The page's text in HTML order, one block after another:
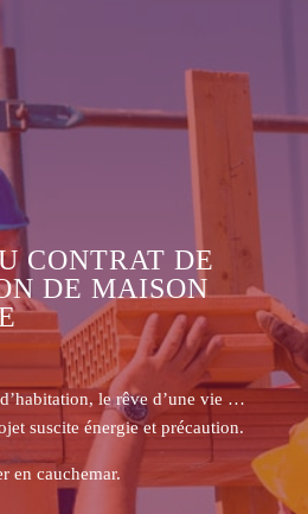
DROIT DE LA
PLAGE ET LA LOI
vertu de l’article L 160-6 du Code de
propriétés privées riveraines du
grevées sur une bande de trois mètres de
à assurer exclusivement le
signifie qu’en France, les bords de
aux piétons sur une largeur de trois